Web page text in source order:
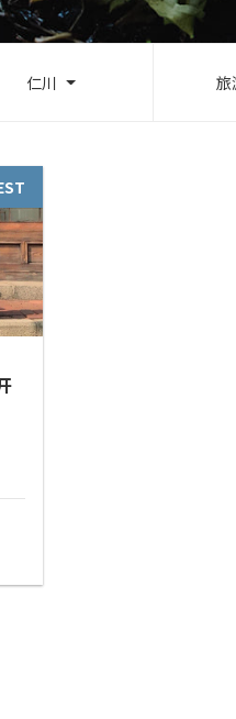
仁川 旅